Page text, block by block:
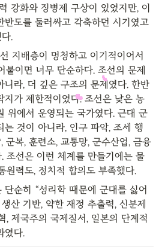
강화와 징병제 구상이 있었지만, 이
반도를 둘러싸고 각축하던 시기였고
.
지배층이 멍청하고 이기적이어서
붙이면 너무 단순하다. 조선의 문제
니라, 더 깊은 구조의 문제였다. 한반
지가 제한적이었다. 조선은 낮은 농
위에서 운영되는 국가였다. 근대 군
는 것이 아니라, 인구 파악, 조세 행
군복, 훈련소, 교통망, 군수산업, 금융
조선은 이런 체계를 만들기에는 물
원력도, 정치적 합의도 부족했다.
순히 “성리학 때문에 군대를 싫어
산 기반, 약한 재정 추출력, 신분제
, 제국주의 국제질서, 일본의 단계적
였다.